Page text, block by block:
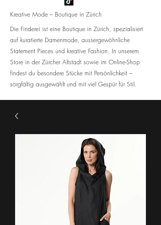
Die Finderei ist eine Boutique in Zürich, spezialisiert
auf kuratierte Damenmode, aussergewöhnliche
Statement Pieces und kreative Fashion. In unserem
Store in der Zürcher Altstadt sowie im Online-Shop
findest du besondere Stücke mit Persönlichkeit –
sorgfältig ausgewählt und mit viel Gespür für Stil.
Kreative Mode – Boutique in Zürich